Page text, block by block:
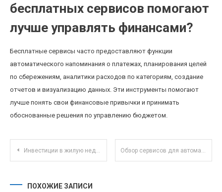
бесплатных сервисов помогают
лучше управлять финансами?
Бесплатные сервисы часто предоставляют функции
автоматического напоминания о платежах, планирования целей
по сбережениям, аналитики расходов по категориям, создание
отчетов и визуализацию данных. Эти инструменты помогают
лучше понять свои финансовые привычки и принимать
обоснованные решения по управлению бюджетом.
Навигация по записям
Инвестиции в жилую недвижимость: как изменение городских зон влияет на доходность Обзор сервисов для автоматизации работы с изображениями и графикой онлайн
ПОХОЖИЕ ЗАПИСИ